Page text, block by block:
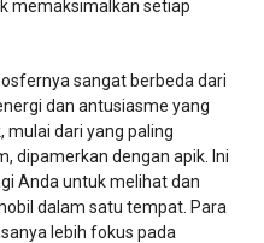
memaksimalkan setiap
sangat berbeda dari
dan antusiasme yang
mulai dari yang paling
dipamerkan dengan apik. Ini
Anda untuk melihat dan
dalam satu tempat. Para
lebih fokus pada